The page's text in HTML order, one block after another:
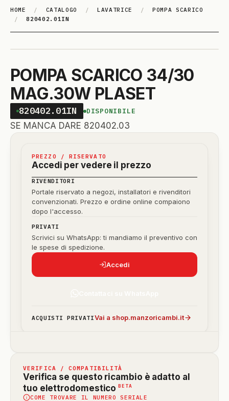
HOME / CATALOGO / LAVATRICE /
POMPA SCARICO
/
820402.01IN
POMPA SCARICO 34/30
MAG.30W PLASET
820402.01IN DISPONIBILE
SE MANCA DARE 820402.03
PREZZO / RISERVATO
Accedi per vedere il prezzo
RIVENDITORI
Portale riservato a negozi, installatori e rivenditori
convenzionati. Prezzo e ordine online compaiono
dopo l'accesso.
PRIVATI
Scrivici su WhatsApp: ti mandiamo il preventivo con
le spese di spedizione.
Accedi
ACQUISTI PRIVATIVai a shop.manzoricambi.it
VERIFICA / COMPATIBILITÀ
Verifica se questo ricambio è adatto al
tuo elettrodomestico BETA
in
COME TROVARE IL NUMERO SERIALE